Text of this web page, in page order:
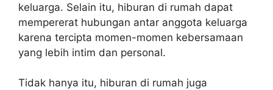
keluarga. Selain itu, hiburan di rumah dapat
mempererat hubungan antar anggota keluarga
karena tercipta momen-momen kebersamaan
yang lebih intim dan personal.
Tidak hanya itu, hiburan di rumah juga